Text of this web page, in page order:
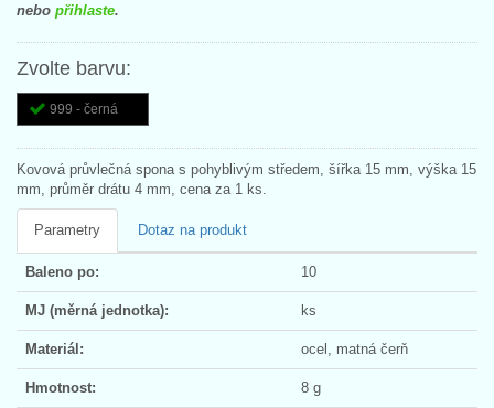
nebo přihlaste.
Zvolte barvu:
999 - černá
Kovová průvlečná spona s pohyblivým středem, šířka 15 mm, výška 15
mm, průměr drátu 4 mm, cena za 1 ks.
Parametry Dotaz na produkt
Baleno po: 10
MJ (měrná jednotka): ks
Materiál: ocel, matná čerň
Hmotnost: 8 g